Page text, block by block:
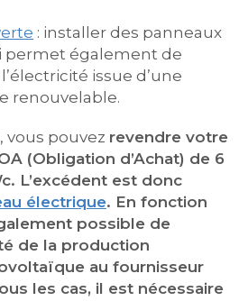
: installer des panneaux
permet également de
issue d’une
renouvelable.
vous pouvez revendre votre
(Obligation d’Achat) de 6
. L’excédent est donc
électrique. En fonction
possible de
de la production
au fournisseur
les cas, il est nécessaire